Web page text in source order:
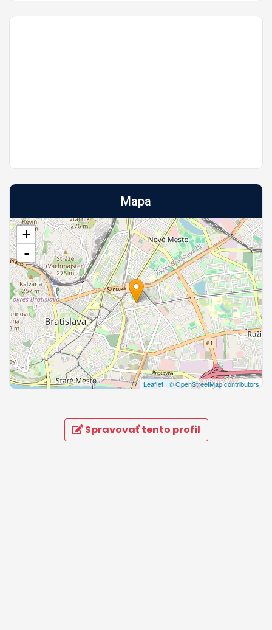
Mapa
+
-
Leaflet | © OpenStreetMap contributors
Spravovať tento profil